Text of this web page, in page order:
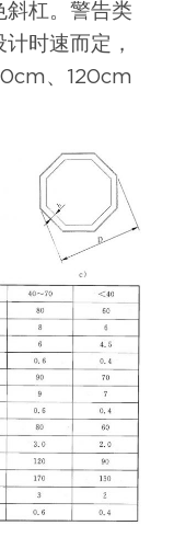
斜杠。警告类
时速而定，
、120cm